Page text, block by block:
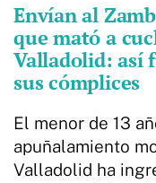
Envían al
que mató a
Valladolid: así
sus cómplices
El menor de 13
apuñalamiento
Valladolid ha